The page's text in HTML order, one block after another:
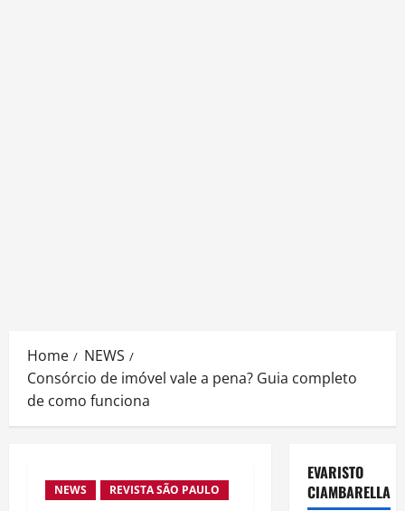
Home
NEWS
Consórcio de imóvel vale a pena? Guia completo
de como funciona
NEWS REVISTA SÃO PAULO
EVARISTO
CIAMBARELLA